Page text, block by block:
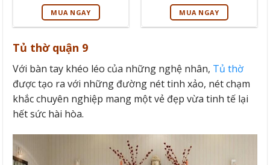
là:
3.200.000₫.
tại
là:
2.900.000₫.
MUA NGAY là:
2.800.000₫.
tại
là:
MUA NGAY
Tủ thờ quận 9
Với bàn tay khéo léo của những nghệ nhân, Tủ thờ
được tạo ra với những đường nét tinh xảo, nét chạm
khắc chuyên nghiệp mang một vẻ đẹp vừa tinh tế lại
hết sức hài hòa.